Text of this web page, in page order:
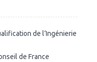
de l’Ingénierie
de France